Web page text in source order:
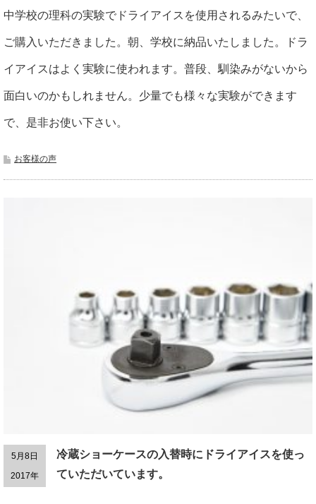
中学校の理科の実験でドライアイスを使用されるみたいで、
ご購入いただきました。朝、学校に納品いたしました。ドラ
イアイスはよく実験に使われます。普段、馴染みがないから
面白いのかもしれません。少量でも様々な実験ができます
で、是非お使い下さい。
お客様の声
5月8日
2017年
冷蔵ショーケースの入替時にドライアイスを使っ
ていただいています。